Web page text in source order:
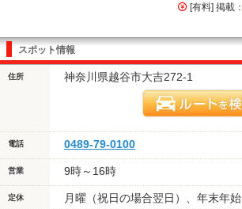
[有料] 掲載：
スポット情報
住所 神奈川県越谷市大吉272-1
電話 0489-79-0100
営業 9時～16時
定休 月曜（祝日の場合翌日）、年末年始